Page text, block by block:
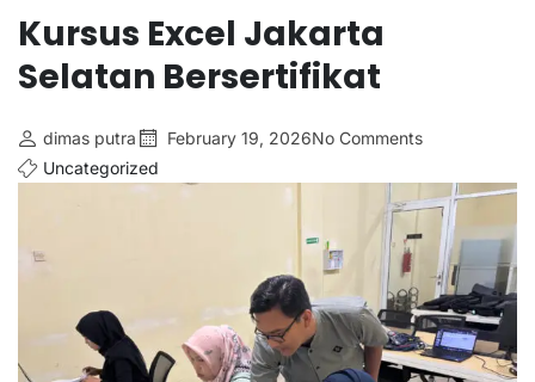
Kursus Excel Jakarta
Selatan Bersertifikat
dimas putra February 19, 2026No Comments
Uncategorized